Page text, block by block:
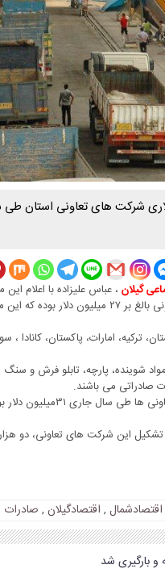
و رفاه اجتماعی گیلان از صادرات ۲۷ میلیون دلاری شرکت
گیلان ، عباس علیزاده با اعلام
شش ماه نخست امسال؛ میزان صادرات انجام شده توسط شرکت های
ترکیه، امارات، پاکستان، کانادا ،
شوینده، پارچه، تابلو فرش و
صادراتی می باشند.
به گفته مدیرکل تعاون، کار و رفاه اجتماعی
اقتصادشمال , اقتصادگیلان , صادرات